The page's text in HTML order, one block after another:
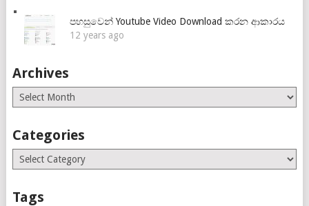
පහසුවෙන් Youtube Video Download කරන ආකාරය
12 years ago
Archives
Archives
Categories
Categories
Tags